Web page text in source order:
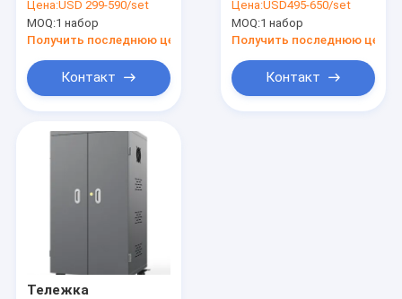
контактные данные
Новости
Шкаф планшета поручая
Lockable поручая шкаф
поручая с
отверстиями
вентиляции
Цена:USD 299-590/set
MOQ:1 набор
Получить последнюю цену
Контакт
поручая
гальванизировала
Цена:USD495-650/set
MOQ:1 набор
Получить последнюю цену
Контакт
Тележка